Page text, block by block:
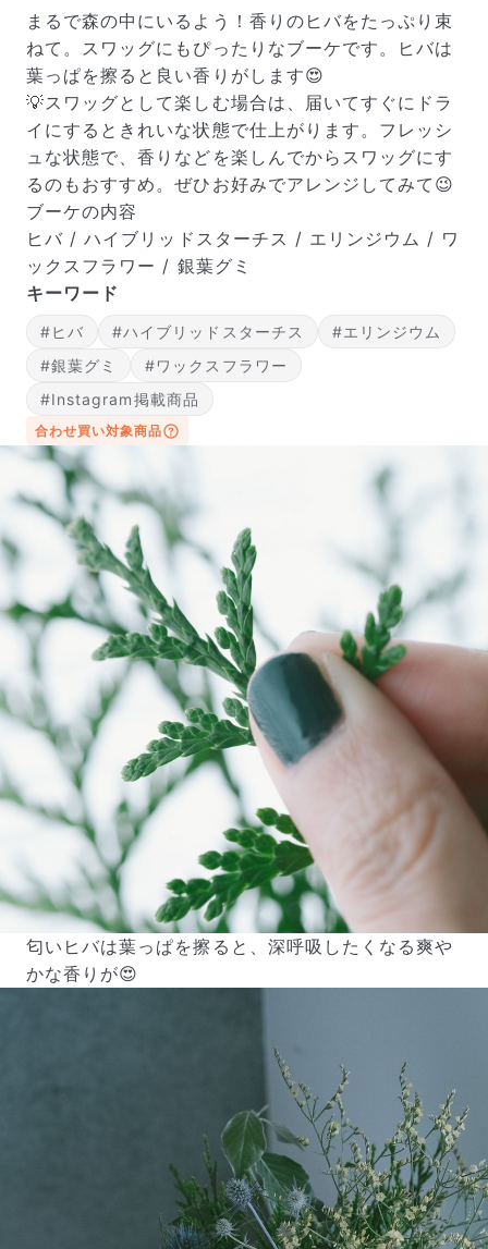
出荷前に水揚げ（花が水を吸いやすくなる処理）を施
し、専用ボックスに丁寧に梱包してお届けしています。
きゅっとまとめられて一見窮屈そうに見えますが、輸送
中の衝撃による折れや擦れを軽減する効果があります。
届いたお花に元気がなかったら？
もし届いたお花に「枯れている」「折れている」などの
不備があった場合は、些細なことでもお気軽にサポート
までご連絡ください。ご返金にて補償いたします。
品を撮影したものです。お花は生き物なので、どうして
も色味やサイズ・咲き方に個体差はありますが、できる
だけ写真のイメージに近いものをお届けできるように人
の目でチェックをしています。
まるで森の中にいるよう！香りのヒバをたっぷり束
ねて。スワッグにもぴったりなブーケです。ヒバは
葉っぱを擦ると良い香りがします😍
💡スワッグとして楽しむ場合は、届いてすぐにドラ
イにするときれいな状態で仕上がります。フレッシ
ュな状態で、香りなどを楽しんでからスワッグにす
るのもおすすめ。ぜひお好みでアレンジしてみて😉
ブーケの内容
ヒバ / ハイブリッドスターチス / エリンジウム / ワ
ックスフラワー / 銀葉グミ
キーワード
#ヒバ #ハイブリッドスターチス
#エリンジウム
#銀葉グミ
#ワックスフラワー
#Instagram掲載商品
合わせ買い対象商品
匂いヒバは葉っぱを擦ると、深呼吸したくなる爽や
かな香りが😍